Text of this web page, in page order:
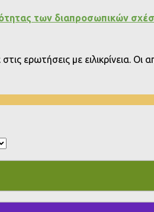
των διαπροσωπικών
ερωτήσεις με ειλικρίνεια.